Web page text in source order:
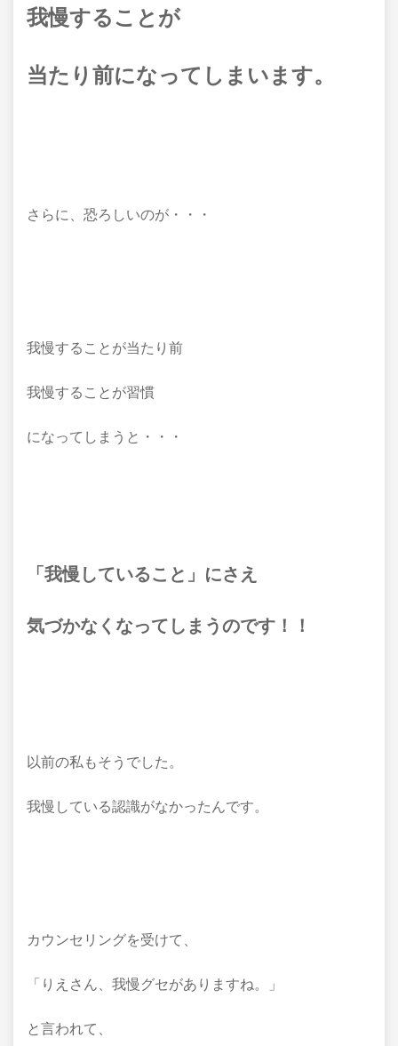
我慢することが
当たり前になってしまいます。
さらに、恐ろしいのが・・・
我慢することが当たり前
我慢することが習慣
になってしまうと・・・
「我慢していること」にさえ
気づかなくなってしまうのです！！
以前の私もそうでした。
我慢している認識がなかったんです。
カウンセリングを受けて、
「りえさん、我慢グセがありますね。」
と言われて、